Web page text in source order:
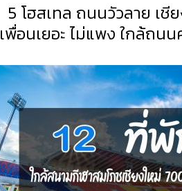
5 โฮสเทล ถนนวัวลาย เชี
เพื่อนเยอะ ไม่แพง ใกล้ถน